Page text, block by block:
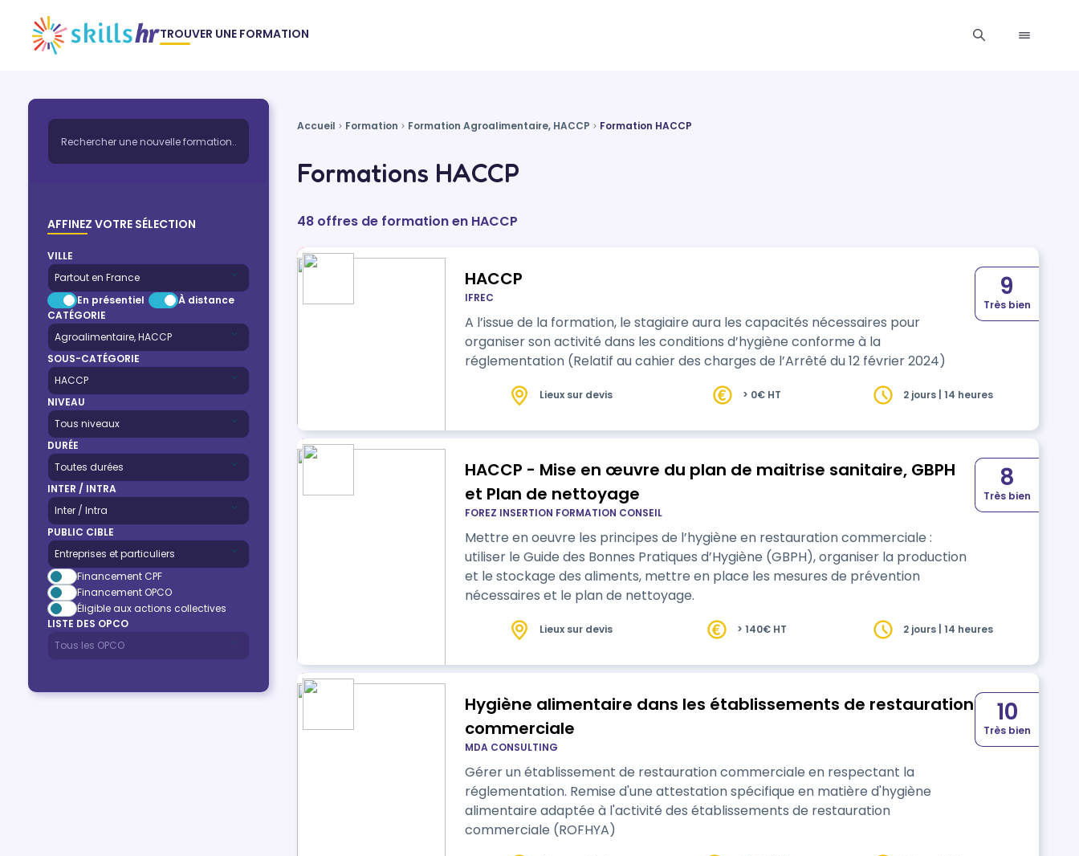
TROUVER UNE FORMATION
AFFINEZ VOTRE SÉLECTION
VILLE
En présentiel
À distance
CATÉGORIE
SOUS-CATÉGORIE
NIVEAU
DURÉE
INTER / INTRA
PUBLIC CIBLE
Financement CPF
Financement OPCO
Éligible aux actions collectives
LISTE DES OPCO
Accueil Formation Formation Agroalimentaire, HACCP Formation HACCP
Formations HACCP
48 offres de formation en HACCP
HACCP
IFREC
A l’issue de la formation, le stagiaire aura les capacités nécessaires pour
organiser son activité dans les conditions d’hygiène conforme à la
réglementation (Relatif au cahier des charges de l’Arrêté du 12 février 2024)
9
Très bien
Lieux sur devis > 0€ HT 2 jours | 14 heures
HACCP - Mise en œuvre du plan de maitrise sanitaire, GBPH
et Plan de nettoyage
FOREZ INSERTION FORMATION CONSEIL
Mettre en oeuvre les principes de l’hygiène en restauration commerciale :
utiliser le Guide des Bonnes Pratiques d’Hygiène (GBPH), organiser la production
et le stockage des aliments, mettre en place les mesures de prévention
nécessaires et le plan de nettoyage.
8
Très bien
Lieux sur devis > 140€ HT 2 jours | 14 heures
Hygiène alimentaire dans les établissements de restauration
commerciale
MDA CONSULTING
Gérer un établissement de restauration commerciale en respectant la
réglementation. Remise d'une attestation spécifique en matière d'hygiène
alimentaire adaptée à l'activité des établissements de restauration
commerciale (ROFHYA)
10
Très bien